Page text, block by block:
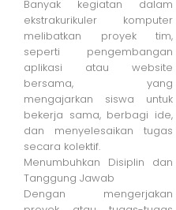
Banyak kegiatan dalam
ekstrakurikuler komputer
melibatkan proyek tim,
seperti pengembangan
aplikasi atau website
bersama, yang
mengajarkan siswa untuk
bekerja sama, berbagi ide,
dan menyelesaikan tugas
secara kolektif.
Menumbuhkan Disiplin dan
Tanggung Jawab
Dengan mengerjakan